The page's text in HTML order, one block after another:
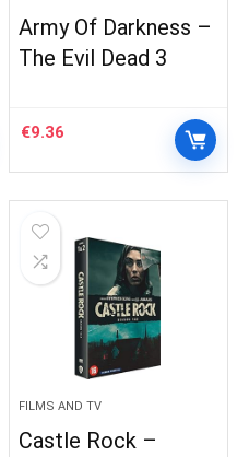
Army Of Darkness –
The Evil Dead 3
€9.36
FILMS AND TV
Castle Rock –